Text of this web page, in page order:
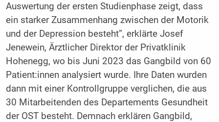
Auswertung der ersten Studienphase zeigt, dass
ein starker Zusammenhang zwischen der Motorik
und der Depression besteht”, erklärte Josef
Jenewein, Ärztlicher Direktor der Privatklinik
Hohenegg, wo bis Juni 2023 das Gangbild von 60
Patient:innen analysiert wurde. Ihre Daten wurden
dann mit einer Kontrollgruppe verglichen, die aus
30 Mitarbeitenden des Departements Gesundheit
der OST besteht. Demnach erklären Gangbild,